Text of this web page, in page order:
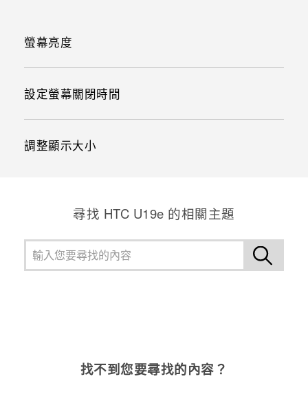
螢幕亮度
設定螢幕關閉時間
調整顯示大小
尋找 HTC U19e 的相關主題
找不到您要尋找的內容？